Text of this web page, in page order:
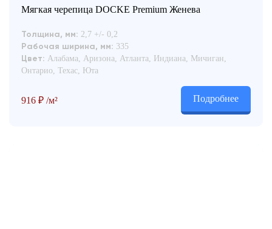
Мягкая черепица DOCKE Premium Женева
Толщина, мм: 2,7 +/- 0,2
Рабочая ширина, мм: 335
Цвет: Алабама, Аризона, Атланта, Индиана, Мичиган,
Онтарио, Техас, Юта
916 ₽ /м² Подробнее